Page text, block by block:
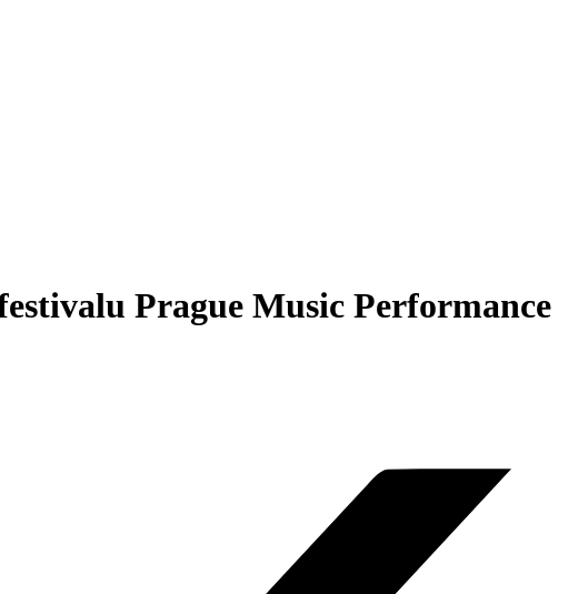
Prague Music Performance